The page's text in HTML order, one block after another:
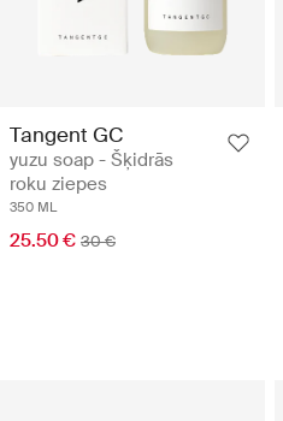
Tangent GC
yuzu soap - Šķidrās
roku ziepes
350 ML
25.50 € 30 €